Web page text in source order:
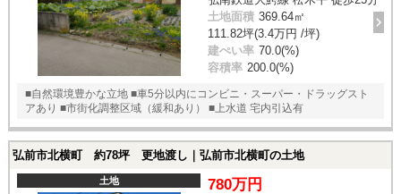
土地面積 369.64㎡
111.82坪(3.4万円 /坪)
建ぺい率 70.0(%)
容積率 200.0(%)
■自然環境豊かな立地 ■車5分以内にコンビニ・スーパー・ドラッグスト
アあり ■市街化調整区域（緩和あり） ■上水道 宅内引込有
弘前市北横町 約78坪 更地渡し｜弘前市北横町の土地
土地 780万円